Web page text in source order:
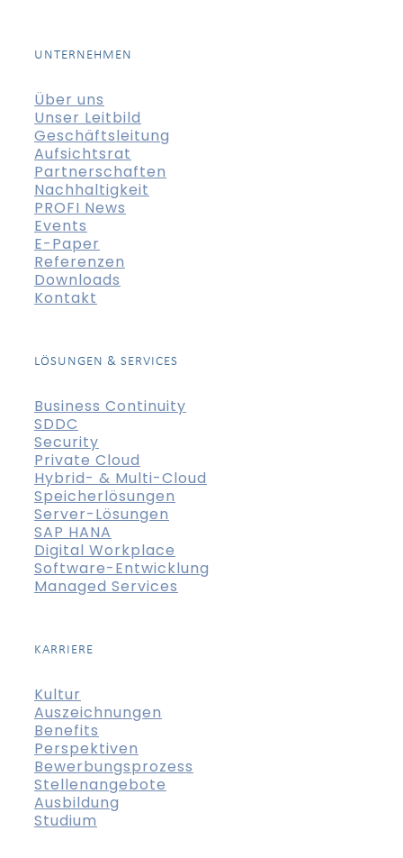
UNTERNEHMEN
Über uns
Unser Leitbild
Geschäftsleitung
Aufsichtsrat
Partnerschaften
Nachhaltigkeit
PROFI News
Events
E-Paper
Referenzen
Downloads
Kontakt
LÖSUNGEN & SERVICES
Business Continuity
SDDC
Security
Private Cloud
Hybrid- & Multi-Cloud
Speicherlösungen
Server-Lösungen
SAP HANA
Digital Workplace
Software-Entwicklung
Managed Services
KARRIERE
Kultur
Auszeichnungen
Benefits
Perspektiven
Bewerbungsprozess
Stellenangebote
Ausbildung
Studium